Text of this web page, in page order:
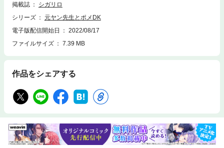
掲載誌
シガリロ
シリーズ
元ヤン先生とポメDK
電子版配信開始日
2022/08/17
ファイルサイズ
7.39 MB
作品をシェアする